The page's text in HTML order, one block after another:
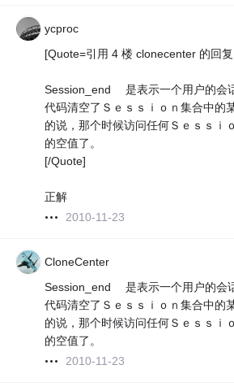
ycproc
[Quote=引用 4 楼 clonecenter 的回
Session_end 是表示一个用户的会
代码清空了Ｓｅｓｓｉｏｎ集合中的
的说，那个时候访问任何Ｓｅｓｓｉ
的空值了。
[/Quote]
正解
2010-11-23
CloneCenter
Session_end 是表示一个用户的会
代码清空了Ｓｅｓｓｉｏｎ集合中的
的说，那个时候访问任何Ｓｅｓｓｉ
的空值了。
2010-11-23